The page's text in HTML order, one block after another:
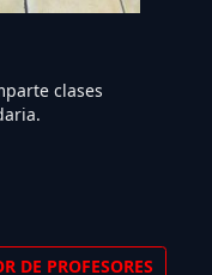
clases
DE PROFESORES